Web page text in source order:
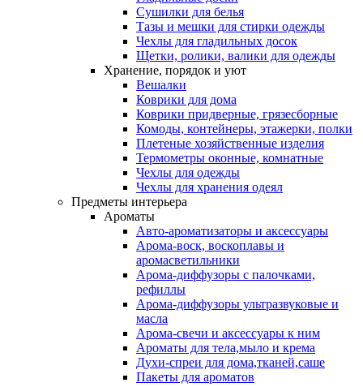
Сушилки для белья
Тазы и мешки для стирки одежды
Чехлы для гладильных досок
Щетки, ролики, валики для одежды
Хранение, порядок и уют
Вешалки
Коврики для дома
Коврики придверные, грязесборные
Комоды, контейнеры, этажерки, полки
Плетеные хозяйственные изделия
Термометры оконные, комнатные
Чехлы для одежды
Чехлы для хранения одеял
Предметы интерьера
Ароматы
Авто-ароматизаторы и аксессуары
Арома-воск, воскоплавы и
аромасветильники
Арома-диффузоры с палочками,
рефиллы
Арома-диффузоры ультразвуковые и
масла
Арома-свечи и аксессуары к ним
Ароматы для тела,мыло и крема
Духи-спреи для дома,тканей,саше
Пакеты для ароматов